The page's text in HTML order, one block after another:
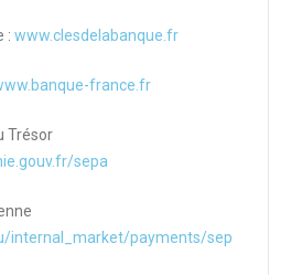
: www.clesdelabanque.fr
france.fr
Trésor
sepa
internal_market/payments/sep